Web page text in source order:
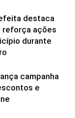
destaca
reforça ações
durante
campanha
e